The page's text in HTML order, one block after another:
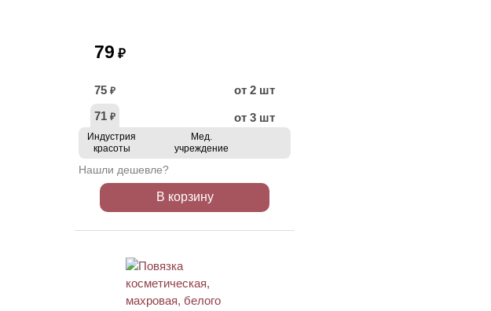
79 ₽
75 ₽
от 2 шт
71 ₽ от 3 шт
Индустрия
красоты
Мед.
учреждение
Нашли дешевле?
В корзину